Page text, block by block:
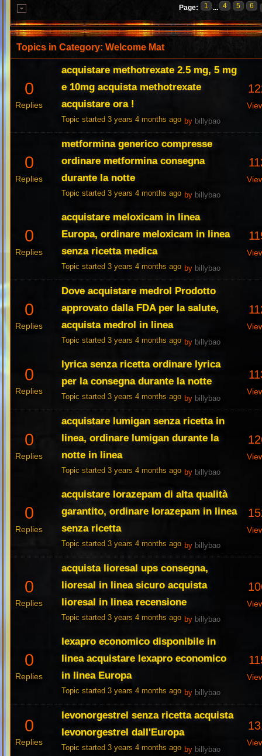
Page: 1 ... 4 5 6
Topics in Category: Welcome Mat
0
Replies
acquistare methotrexate 2.5 mg, 5 mg
e 10mg acquista methotrexate
acquistare ora !
Topic started 3 years 4 months ago by billybao
0
Replies
metformina generico compresse
ordinare metformina consegna
durante la notte
Topic started 3 years 4 months ago by billybao
0
Replies
acquistare meloxicam in linea
Europa, ordinare meloxicam in linea
senza ricetta medica
Topic started 3 years 4 months ago by billybao
0
Replies
Dove acquistare medrol Prodotto
approvato dalla FDA per la salute,
acquista medrol in linea
Topic started 3 years 4 months ago by billybao
0
Replies
lyrica senza ricetta ordinare lyrica
per la consegna durante la notte
Topic started 3 years 4 months ago by billybao
0
Replies
acquistare lumigan senza ricetta in
linea, ordinare lumigan durante la
notte in linea
Topic started 3 years 4 months ago by billybao
0
Replies
acquistare lorazepam di alta qualità
garantito, ordinare lorazepam in linea
senza ricetta
Topic started 3 years 4 months ago by billybao
0
Replies
acquista lioresal ups consegna,
lioresal in linea sicuro acquista
lioresal in linea recensione
Topic started 3 years 4 months ago by billybao
0
Replies
lexapro economico disponibile in
linea acquistare lexapro economico
in linea Europa
Topic started 3 years 4 months ago by billybao
0
Replies
levonorgestrel senza ricetta acquista
levonorgestrel dall'Europa
Topic started 3 years 4 months ago by billybao